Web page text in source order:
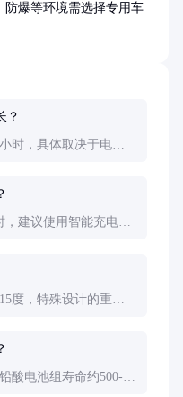
防爆等环境需选择专用车
？
时，具体取决于电池
，建议使用智能充电器
度，特殊设计的重载
酸电池组寿命约500-